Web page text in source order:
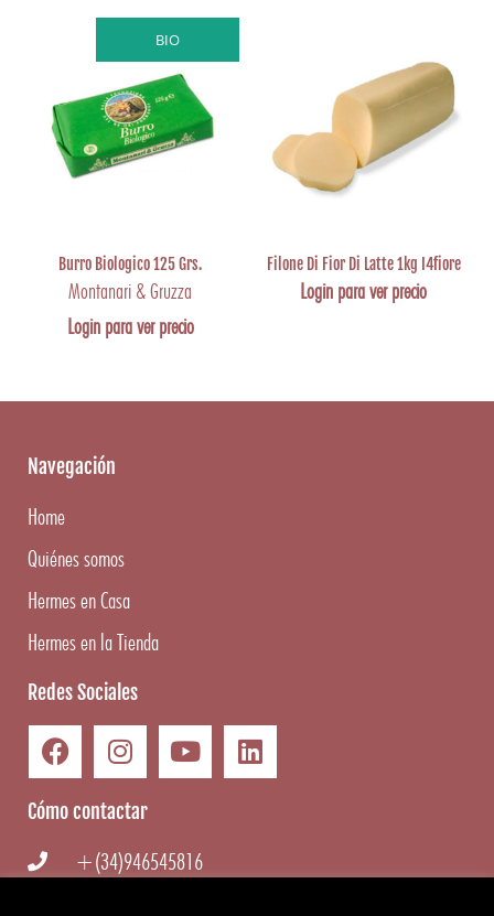
BIO
Burro Biologico 125 Grs.
Montanari & Gruzza
Login para ver precio
Filone Di Fior Di Latte 1kg I4fiore
Login para ver precio
Navegación
Home
Quiénes somos
Hermes en Casa
Hermes en la Tienda
Redes Sociales
Cómo contactar
+(34)946545816